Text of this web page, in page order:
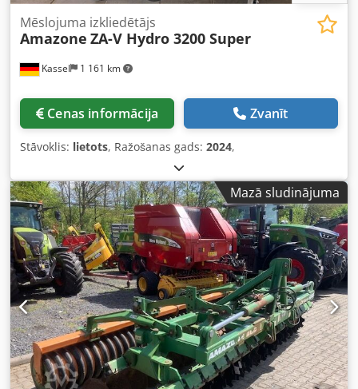
Kassel 1 161 km
Mēslojuma izkliedētājs
Amazone ZA-V Hydro 3200 Super
Cenas informācija Zvanīt
Stāvoklis: lietots, Ražošanas gads: 2024,
Mazā sludinājuma